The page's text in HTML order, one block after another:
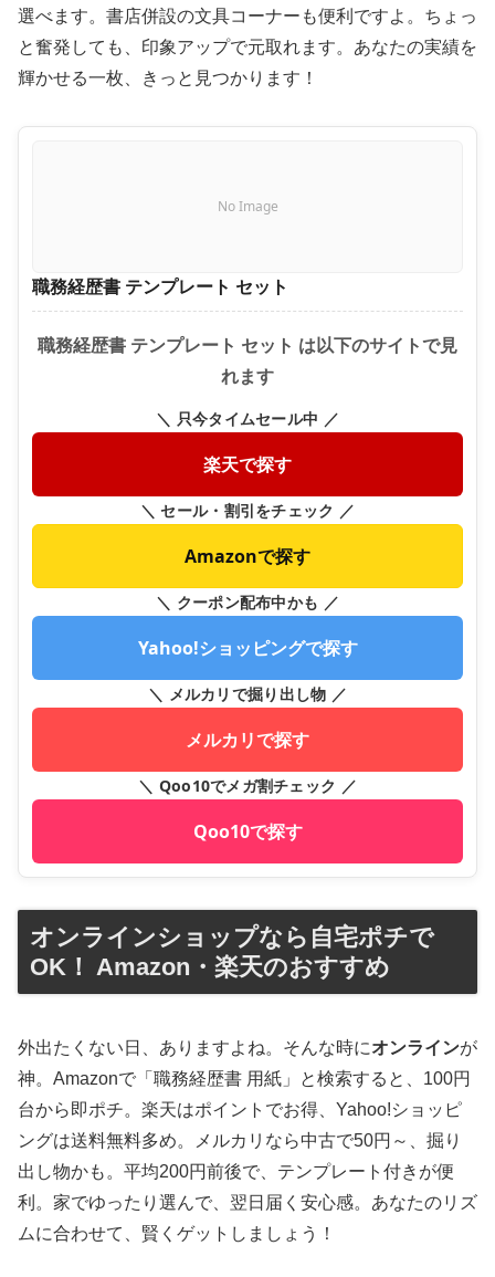
選べます。書店併設の文具コーナーも便利ですよ。ちょっ
と奮発しても、印象アップで元取れます。あなたの実績を
輝かせる一枚、きっと見つかります！
No Image
職務経歴書 テンプレート セット
職務経歴書 テンプレート セット は以下のサイトで見
れます
＼ 只今タイムセール中 ／
楽天で探す
＼ セール・割引をチェック ／
Amazonで探す
＼ クーポン配布中かも ／
Yahoo!ショッピングで探す
＼ メルカリで掘り出し物 ／
メルカリで探す
＼ Qoo10でメガ割チェック ／
Qoo10で探す
オンラインショップなら自宅ポチで
OK！ Amazon・楽天のおすすめ
外出たくない日、ありますよね。そんな時にオンラインが
神。Amazonで「職務経歴書 用紙」と検索すると、100円
台から即ポチ。楽天はポイントでお得、Yahoo!ショッピ
ングは送料無料多め。メルカリなら中古で50円～、掘り
出し物かも。平均200円前後で、テンプレート付きが便
利。家でゆったり選んで、翌日届く安心感。あなたのリズ
ムに合わせて、賢くゲットしましょう！